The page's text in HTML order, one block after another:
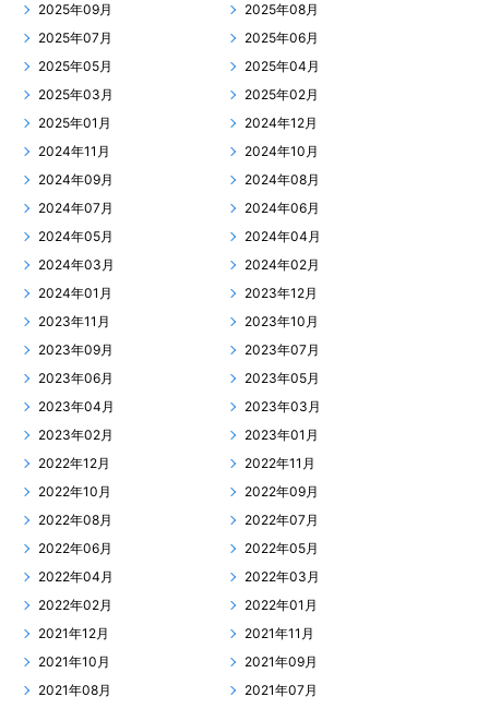
2025年09月
2025年08月
2025年07月
2025年06月
2025年05月
2025年04月
2025年03月
2025年02月
2025年01月
2024年12月
2024年11月
2024年10月
2024年09月
2024年08月
2024年07月
2024年06月
2024年05月
2024年04月
2024年03月
2024年02月
2024年01月
2023年12月
2023年11月
2023年10月
2023年09月
2023年07月
2023年06月
2023年05月
2023年04月
2023年03月
2023年02月
2023年01月
2022年12月
2022年11月
2022年10月
2022年09月
2022年08月
2022年07月
2022年06月
2022年05月
2022年04月
2022年03月
2022年02月
2022年01月
2021年12月
2021年11月
2021年10月
2021年09月
2021年08月
2021年07月